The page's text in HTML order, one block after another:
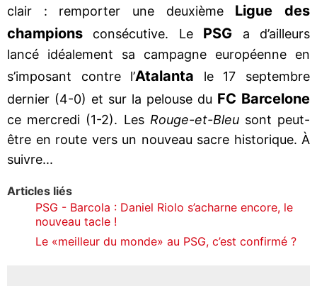
clair : remporter une deuxième Ligue des
champions consécutive. Le PSG a d’ailleurs
lancé idéalement sa campagne européenne en
s’imposant contre l’Atalanta le 17 septembre
dernier (4-0) et sur la pelouse du FC Barcelone
ce mercredi (1-2). Les Rouge-et-Bleusont peut-
être en route vers un nouveau sacre historique. À
suivre...
Articles liés
PSG - Barcola : Daniel Riolo s’acharne encore, le
nouveau tacle !
Le «meilleur du monde» au PSG, c’est confirmé ?